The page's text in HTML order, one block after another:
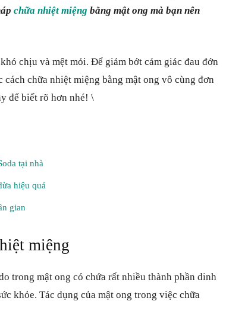
Kiến
chữa nhiệt miệng bằng mật ong mà bạn nên
chịu và mệt mỏi. Để giảm bớt cảm giác đau đớn
chữa nhiệt miệng bằng mật ong vô cùng đơn
để biết rõ hơn nhé! \
tại nhà
hiệu quả
gian
miệng
trong mật ong có chứa rất nhiều thành phần dinh
khỏe. Tác dụng của mật ong trong việc chữa